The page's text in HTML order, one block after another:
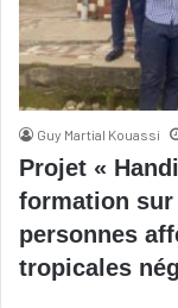
Guy Martial Kouassi
Projet «
formation
personnes
tropicales